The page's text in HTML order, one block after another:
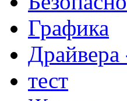
Графика
тест